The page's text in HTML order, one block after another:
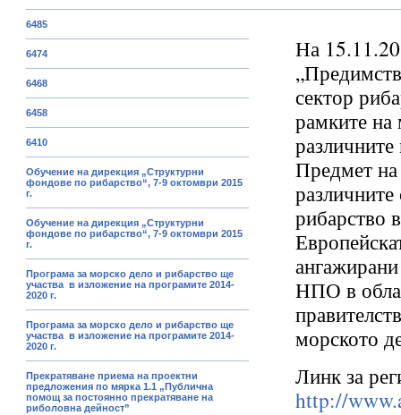
6485
6474
6468
6458
6410
Обучение на дирекция „Структурни
фондове по рибарство“, 7-9 октомври 2015
г.
Обучение на дирекция „Структурни
фондове по рибарство“, 7-9 октомври 2015
г.
Програма за морско дело и рибарство ще
участва в изложение на програмите 2014-
2020 г.
Програма за морско дело и рибарство ще
участва в изложение на програмите 2014-
2020 г.
Прекратяване приема на проектни
предложения по мярка 1.1 „Публична
помощ за постоянно прекратяване на
риболовна дейност”
На
сектор
рамките на
Предмет
рибарство
НПО в
морското
Линк за
http://